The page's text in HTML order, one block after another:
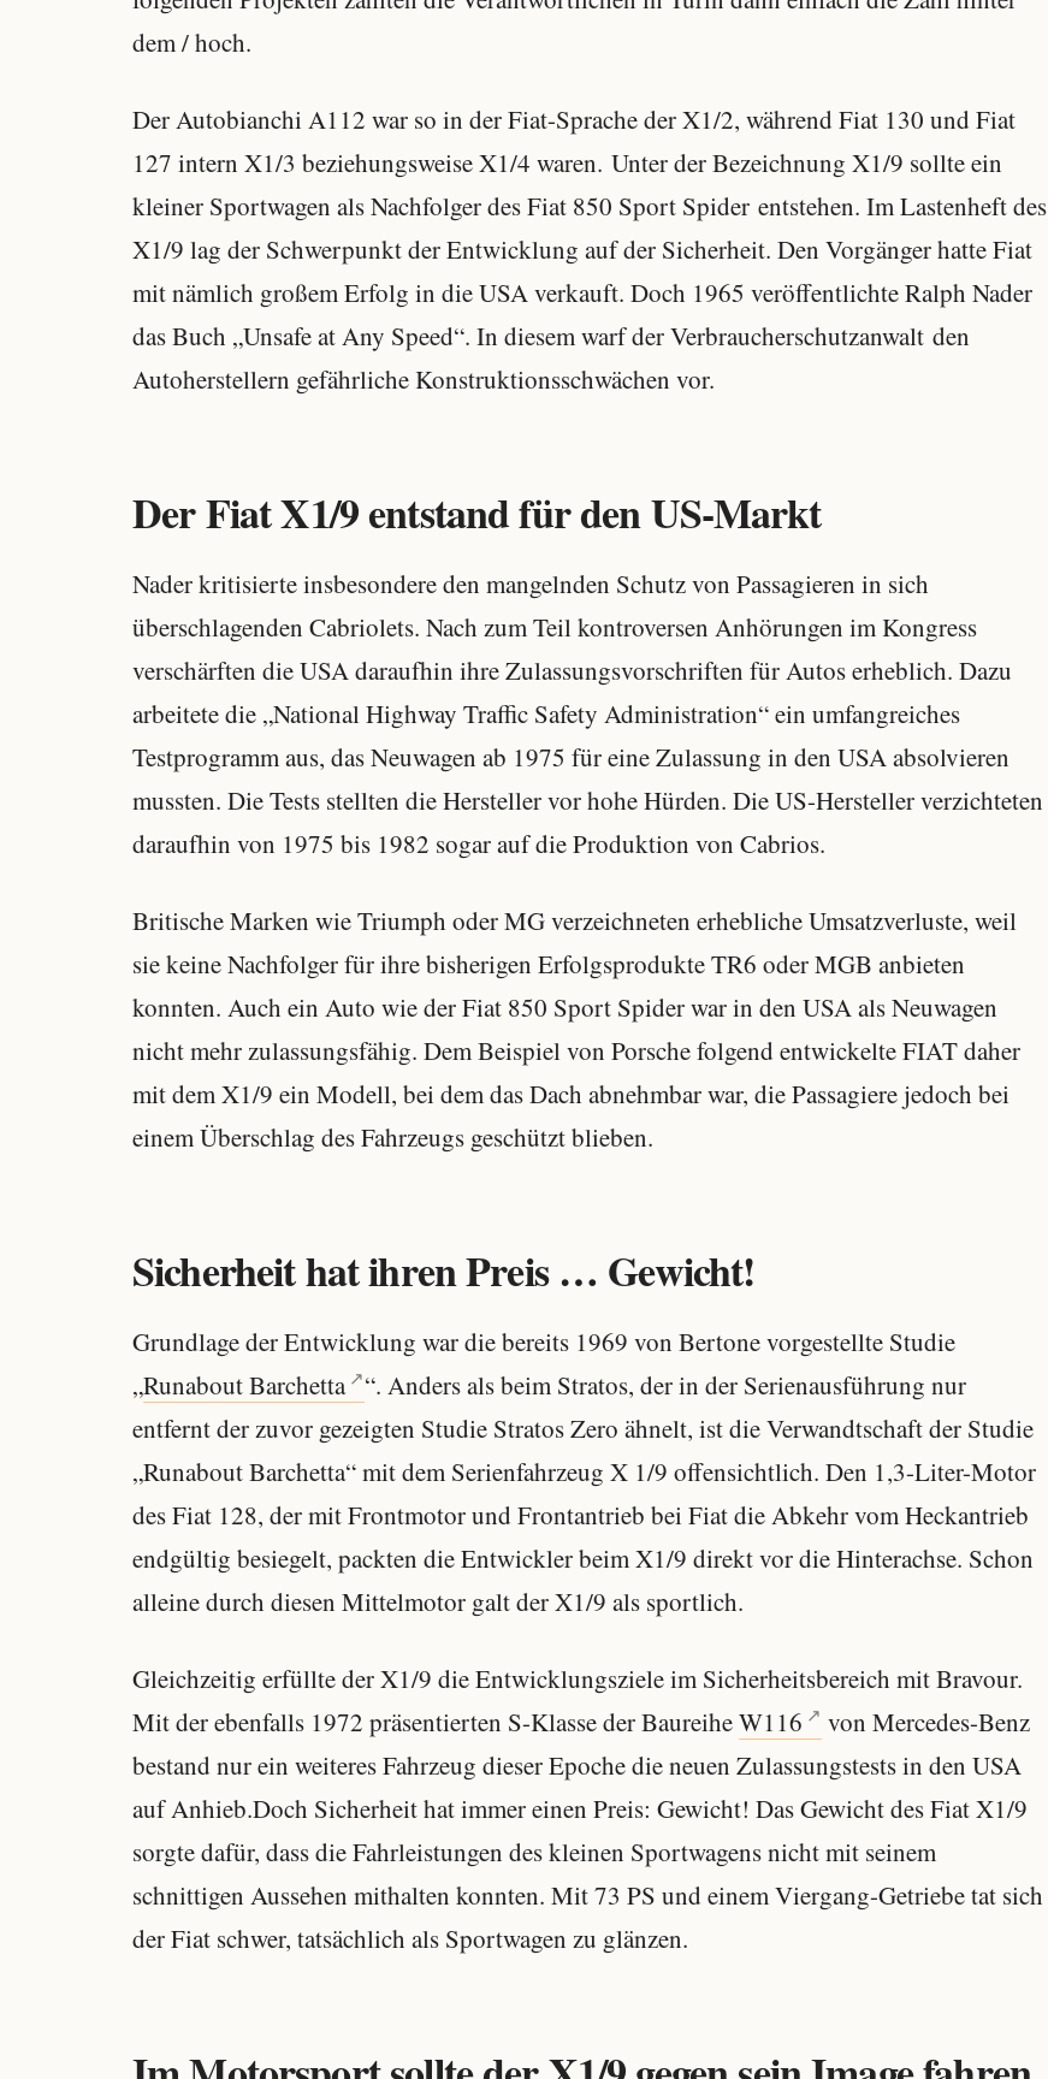
dem / hoch.
Der Autobianchi A112 war so in der Fiat-Sprache der X1/2, während Fiat 130 und Fiat
127 intern X1/3 beziehungsweise X1/4 waren. Unter der Bezeichnung X1/9 sollte ein
kleiner Sportwagen als Nachfolger des Fiat 850 Sport Spider entstehen. Im Lastenheft des
X1/9 lag der Schwerpunkt der Entwicklung auf der Sicherheit. Den Vorgänger hatte Fiat
mit nämlich großem Erfolg in die USA verkauft. Doch 1965 veröffentlichte Ralph Nader
das Buch „Unsafe at Any Speed“. In diesem warf der Verbraucherschutzanwalt den
Autoherstellern gefährliche Konstruktionsschwächen vor.
Der Fiat X1/9 entstand für den US-Markt
Nader kritisierte insbesondere den mangelnden Schutz von Passagieren in sich
überschlagenden Cabriolets. Nach zum Teil kontroversen Anhörungen im Kongress
verschärften die USA daraufhin ihre Zulassungsvorschriften für Autos erheblich. Dazu
arbeitete die „National Highway Traffic Safety Administration“ ein umfangreiches
Testprogramm aus, das Neuwagen ab 1975 für eine Zulassung in den USA absolvieren
mussten. Die Tests stellten die Hersteller vor hohe Hürden. Die US-Hersteller verzichteten
daraufhin von 1975 bis 1982 sogar auf die Produktion von Cabrios.
Britische Marken wie Triumph oder MG verzeichneten erhebliche Umsatzverluste, weil
sie keine Nachfolger für ihre bisherigen Erfolgsprodukte TR6 oder MGB anbieten
konnten. Auch ein Auto wie der Fiat 850 Sport Spider war in den USA als Neuwagen
nicht mehr zulassungsfähig. Dem Beispiel von Porsche folgend entwickelte FIAT daher
mit dem X1/9 ein Modell, bei dem das Dach abnehmbar war, die Passagiere jedoch bei
einem Überschlag des Fahrzeugs geschützt blieben.
Sicherheit hat ihren Preis … Gewicht!
Grundlage der Entwicklung war die bereits 1969 von Bertone vorgestellte Studie
„Runabout Barchetta
“. Anders als beim Stratos, der in der Serienausführung nur
entfernt der zuvor gezeigten Studie Stratos Zero ähnelt, ist die Verwandtschaft der Studie
„Runabout Barchetta“ mit dem Serienfahrzeug X 1/9 offensichtlich. Den 1,3-Liter-Motor
des Fiat 128, der mit Frontmotor und Frontantrieb bei Fiat die Abkehr vom Heckantrieb
endgültig besiegelt, packten die Entwickler beim X1/9 direkt vor die Hinterachse. Schon
alleine durch diesen Mittelmotor galt der X1/9 als sportlich.
Gleichzeitig erfüllte der X1/9 die Entwicklungsziele im Sicherheitsbereich mit Bravour.
Mit der ebenfalls 1972 präsentierten S-Klasse der BaureiheW116
von Mercedes-Benz
bestand nur ein weiteres Fahrzeug dieser Epoche die neuen Zulassungstests in den USA
auf Anhieb.Doch Sicherheit hat immer einen Preis: Gewicht! Das Gewicht des Fiat X1/9
sorgte dafür, dass die Fahrleistungen des kleinen Sportwagens nicht mit seinem
schnittigen Aussehen mithalten konnten. Mit 73 PS und einem Viergang-Getriebe tat sich
der Fiat schwer, tatsächlich als Sportwagen zu glänzen.